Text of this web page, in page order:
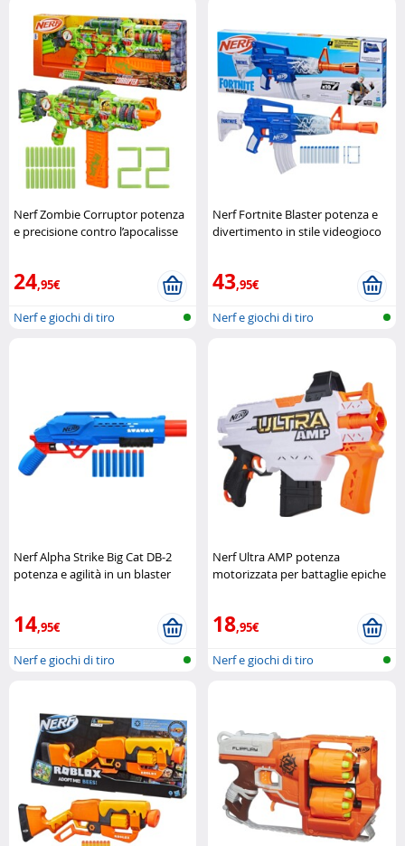
Nerf Zombie Corruptor potenza
e precisione contro l’apocalisse
24,95€
Nerf e giochi di tiro
Nerf Fortnite Blaster potenza e
divertimento in stile videogioco
43,95€
Nerf e giochi di tiro
Nerf Alpha Strike Big Cat DB-2
potenza e agilità in un blaster
14,95€
Nerf e giochi di tiro
Nerf Ultra AMP potenza
motorizzata per battaglie epiche
18,95€
Nerf e giochi di tiro